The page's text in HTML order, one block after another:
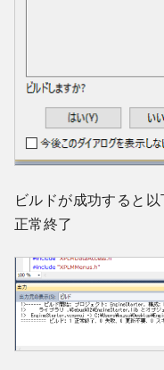
ビルドが成功すると
正常終了